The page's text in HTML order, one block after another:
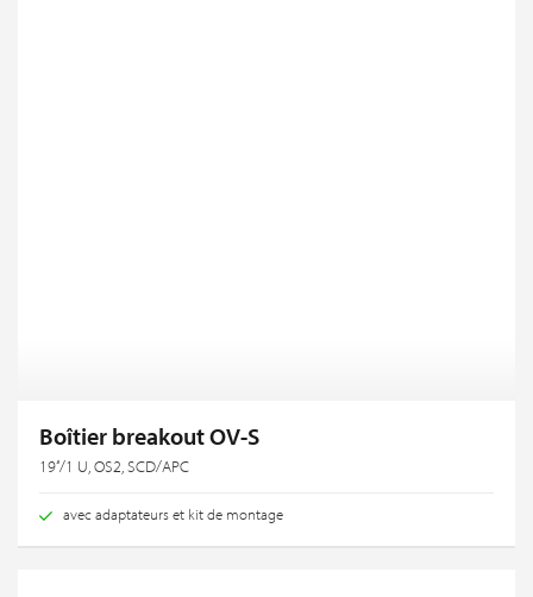
Boîtier breakout OV-S
19‘‘/1 U, OS2, SCD/APC
avec adaptateurs et kit de montage